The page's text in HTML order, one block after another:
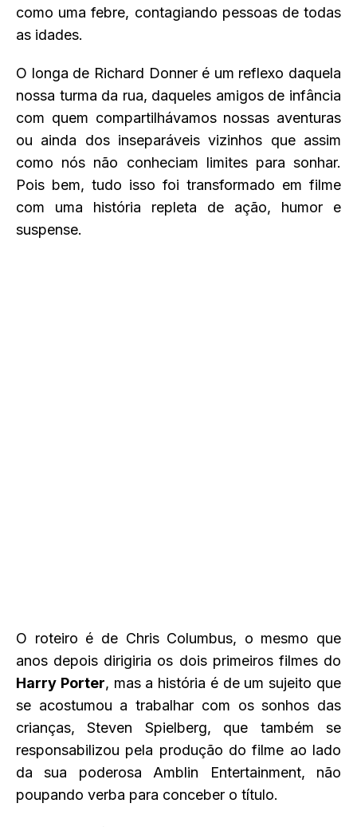
como uma febre, contagiando pessoas de todas
as idades.
O longa de Richard Donner é um reflexo daquela
nossa turma da rua, daqueles amigos de infância
com quem compartilhávamos nossas aventuras
ou ainda dos inseparáveis vizinhos que assim
como nós não conheciam limites para sonhar.
Pois bem, tudo isso foi transformado em filme
com uma história repleta de ação, humor e
suspense.
O roteiro é de Chris Columbus, o mesmo que
anos depois dirigiria os dois primeiros filmes do
Harry Porter, mas a história é de um sujeito que
se acostumou a trabalhar com os sonhos das
crianças, Steven Spielberg, que também se
responsabilizou pela produção do filme ao lado
da sua poderosa Amblin Entertainment, não
poupando verba para conceber o título.